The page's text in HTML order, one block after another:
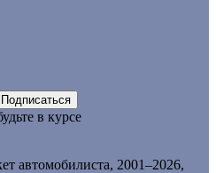
Подписаться
в курсе
автомобилиста, 2001–2026,